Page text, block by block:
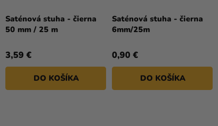
Saténová stuha - čierna
50 mm / 25 m
3,59 €
DO KOŠÍKA
Saténová stuha - čierna
6mm/25m
0,90 €
DO KOŠÍKA